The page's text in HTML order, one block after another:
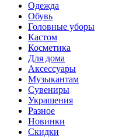
Одежда
Обувь
Головные уборы
Кастом
Косметика
Для дома
Аксессуары
Музыкантам
Сувениры
Украшения
Разное
Новинки
Скидки